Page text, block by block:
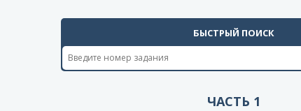
БЫСТРЫЙ ПОИСК
ЧАСТЬ 1